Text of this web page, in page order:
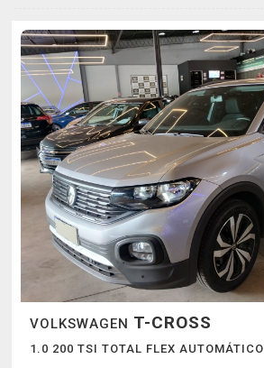
VOLKSWAGEN T-CROSS
1.0 200 TSI TOTAL FLEX AUTOMÁTICO